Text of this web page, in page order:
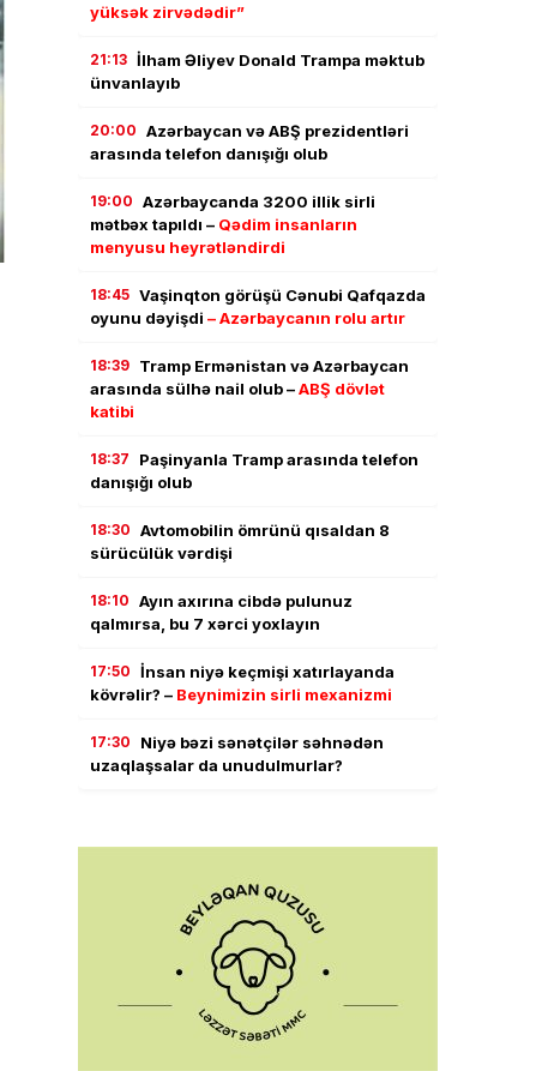
yüksək zirvədədir”
21:13 İlham Əliyev Donald Trampa məktub
ünvanlayıb
20:00 Azərbaycan və ABŞ prezidentləri
arasında telefon danışığı olub
19:00 Azərbaycanda 3200 illik sirli
mətbəx tapıldı – Qədim insanların
menyusu heyrətləndirdi
18:45 Vaşinqton görüşü Cənubi Qafqazda
oyunu dəyişdi – Azərbaycanın rolu artır
18:39 Tramp Ermənistan və Azərbaycan
arasında sülhə nail olub –ABŞ dövlət
katibi
18:37
Paşinyanla Tramp arasında telefon
danışığı olub
18:30 Avtomobilin ömrünü qısaldan 8
sürücülük vərdişi
18:10 Ayın axırına cibdə pulunuz
qalmırsa, bu 7 xərci yoxlayın
17:50 İnsan niyə keçmişi xatırlayanda
kövrəlir? – Beynimizin sirli mexanizmi
17:30
Niyə bəzi sənətçilər səhnədən
uzaqlaşsalar da unudulmurlar?